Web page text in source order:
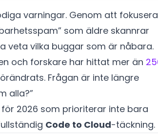
varningar. Genom att fokusera
som äldre skannrar
veta vilka buggar som är nåbara.
och forskare har hittat mer än
Frågan är inte längre
alla?”
2026 som prioriterar inte bara
Code to Cloud-täckning.